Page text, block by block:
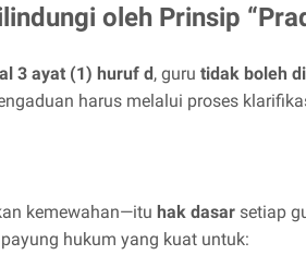
oleh Prinsip
3 ayat (1) huruf d, guru tidak boleh
harus melalui proses
kemewahan—itu hak dasar setiap
hukum yang kuat untuk: